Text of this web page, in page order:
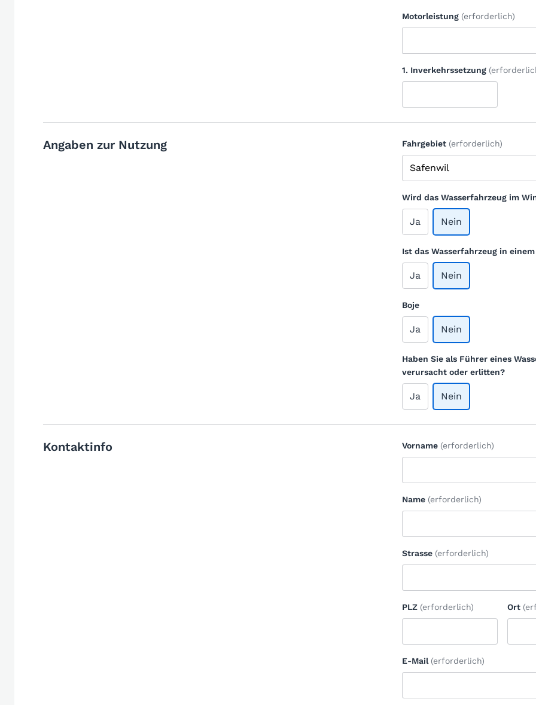
Motorleistung (erforderlich)
1. Inverkehrssetzung
Angaben zur Nutzung Fahrgebiet (erforderlich)
Wird das Wasserfahrzeug im
Ja Nein
Ist das Wasserfahrzeug in
Ja Nein
Boje
Ja Nein
Haben Sie als Führer eines
verursacht oder erlitten?
Ja Nein
Kontaktinfo Vorname (erforderlich)
Name (erforderlich)
Strasse (erforderlich)
PLZ (erforderlich) Ort
E-Mail (erforderlich)